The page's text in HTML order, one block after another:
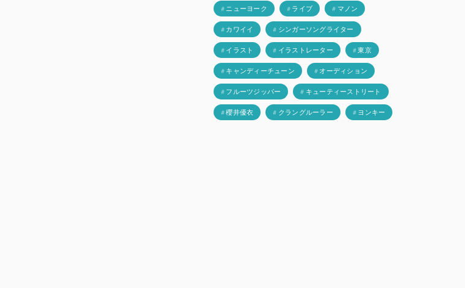
# ニューヨーク # ライブ # マノン
# カワイイ # シンガーソングライター
# イラスト # イラストレーター # 東京
# キャンディーチューン # オーディション
# フルーツジッパー # キューティーストリート
# 櫻井優衣 # クラングルーラー # ヨンキー